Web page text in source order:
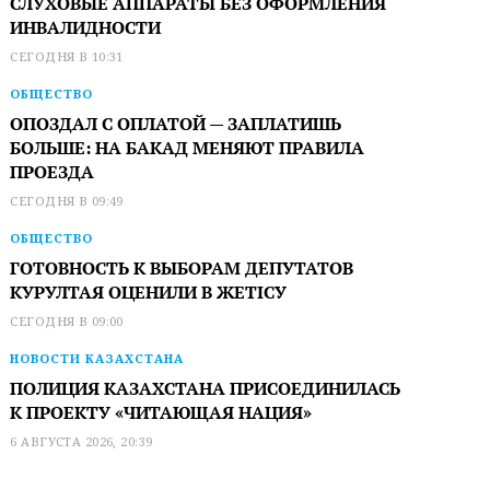
ИНВАЛИДНОСТИ
СЕГОДНЯ В 10:31
ОБЩЕСТВО
ОПОЗДАЛ С ОПЛАТОЙ — ЗАПЛАТИШЬ
БОЛЬШЕ: НА БАКАД МЕНЯЮТ ПРАВИЛА
ПРОЕЗДА
СЕГОДНЯ В 09:49
ОБЩЕСТВО
ГОТОВНОСТЬ К ВЫБОРАМ ДЕПУТАТОВ
КУРУЛТАЯ ОЦЕНИЛИ В ЖЕТІСУ
СЕГОДНЯ В 09:00
НОВОСТИ КАЗАХСТАНА
ПОЛИЦИЯ КАЗАХСТАНА ПРИСОЕДИНИЛАСЬ
К ПРОЕКТУ «ЧИТАЮЩАЯ НАЦИЯ»
6 АВГУСТА 2026, 20:39